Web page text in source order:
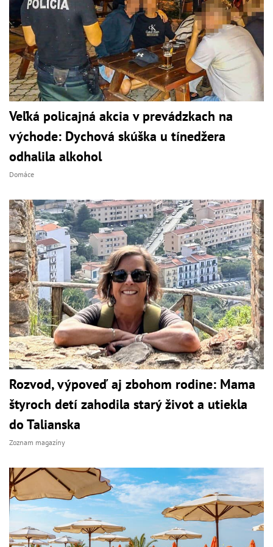
Veľká policajná akcia v prevádzkach na
východe: Dychová skúška u tínedžera
odhalila alkohol
Domáce
Rozvod, výpoveď aj zbohom rodine: Mama
štyroch detí zahodila starý život a utiekla
do Talianska
Zoznam magazíny